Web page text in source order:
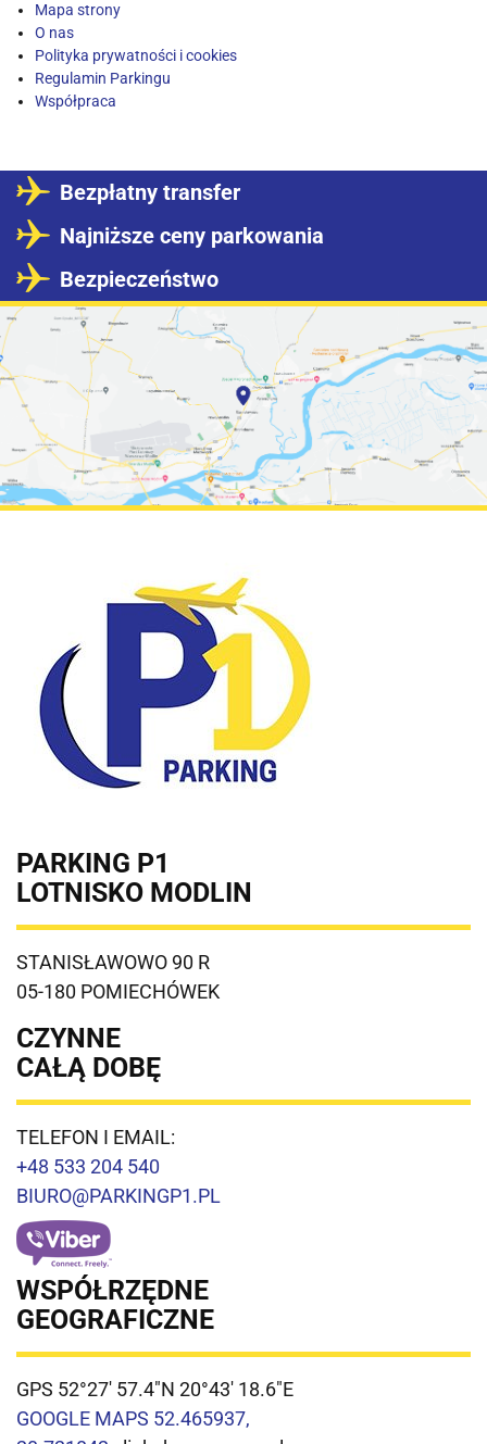
Mapa strony
O nas
Polityka prywatności i cookies
Regulamin Parkingu
Współpraca
Bezpłatny transfer
Najniższe ceny parkowania
Bezpieczeństwo
PARKING P1
LOTNISKO MODLIN
STANISŁAWOWO 90 R
05-180 POMIECHÓWEK
CZYNNE
CAŁĄ DOBĘ
TELEFON I EMAIL:
+48 533 204 540
BIURO@PARKINGP1.PL
WSPÓŁRZĘDNE
GEOGRAFICZNE
GPS 52°27' 57.4"N 20°43' 18.6"E
GOOGLE MAPS 52.465937,